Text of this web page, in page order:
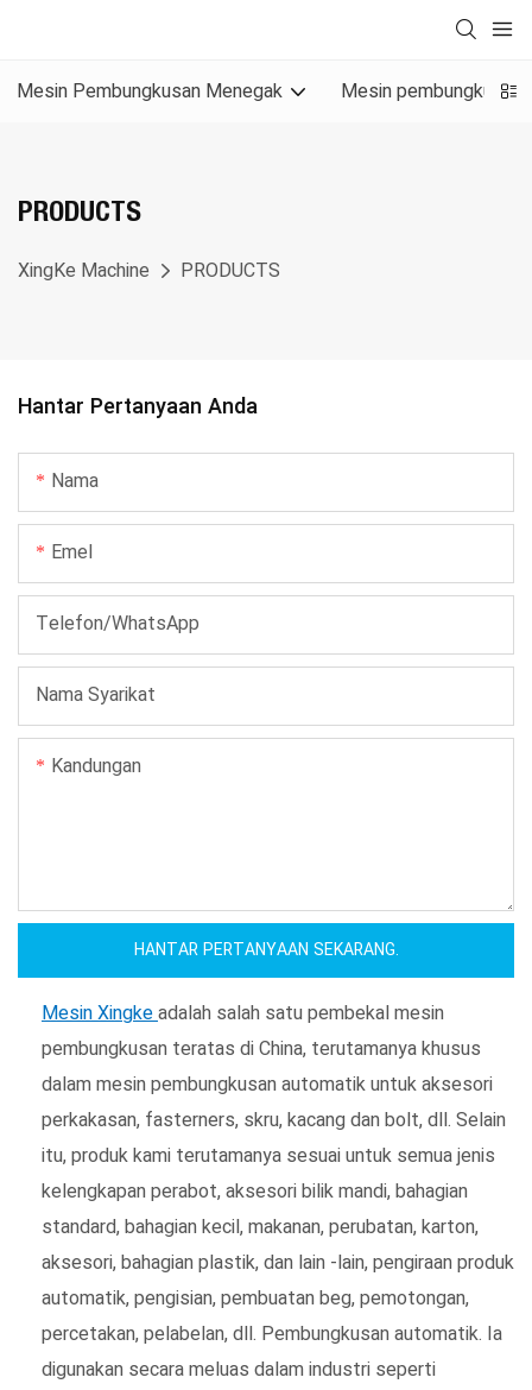
Mesin Pembungkusan Menegak Mesin pembungkusan
PRODUCTS
XingKe Machine PRODUCTS
Hantar Pertanyaan Anda
Nama
Emel
Telefon/WhatsApp
Nama Syarikat
Kandungan
HANTAR PERTANYAAN SEKARANG.
Mesin Xingkeadalah salah satu pembekal mesin
pembungkusan teratas di China, terutamanya khusus
dalam mesin pembungkusan automatik untuk aksesori
perkakasan, fasterners, skru, kacang dan bolt, dll. Selain
itu, produk kami terutamanya sesuai untuk semua jenis
kelengkapan perabot, aksesori bilik mandi, bahagian
standard, bahagian kecil, makanan, perubatan, karton,
aksesori, bahagian plastik, dan lain -lain, pengiraan produk
automatik, pengisian, pembuatan beg, pemotongan,
percetakan, pelabelan, dll. Pembungkusan automatik. Ia
digunakan secara meluas dalam industri seperti